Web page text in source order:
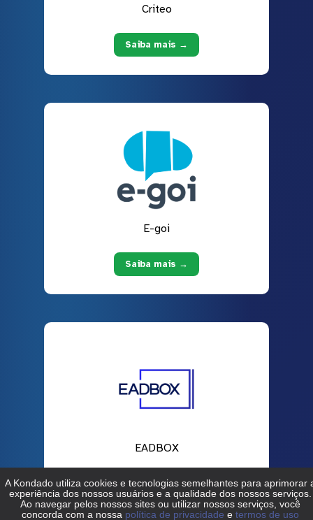
Criteo
Saiba mais →
E-goi
Saiba mais →
EADBOX
Saiba mais →